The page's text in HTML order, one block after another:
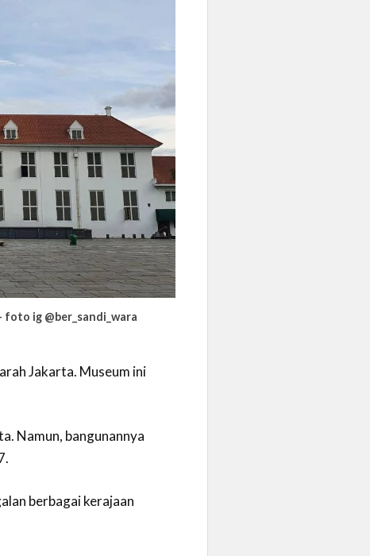
ig @ber_sandi_wara
Jakarta. Museum ini
Namun, bangunannya
berbagai kerajaan